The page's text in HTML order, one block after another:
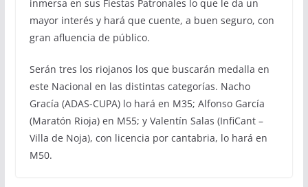
inmersa en sus Fiestas Patronales lo que le da un
mayor interés y hará que cuente, a buen seguro, con
gran afluencia de público.
Serán tres los riojanos los que buscarán medalla en
este Nacional en las distintas categorías. Nacho
Gracía (ADAS-CUPA) lo hará en M35; Alfonso García
(Maratón Rioja) en M55; y Valentín Salas (InfiCant –
Villa de Noja), con licencia por cantabria, lo hará en
M50.